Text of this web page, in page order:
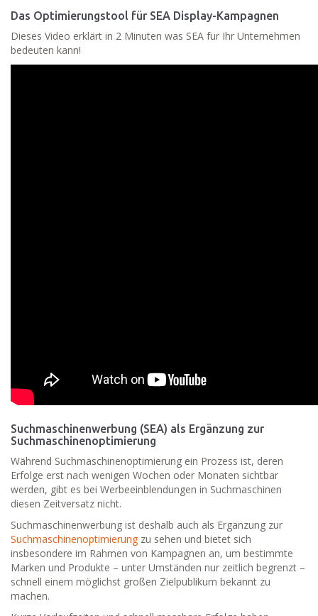
Das Optimierungstool für SEA Display-Kampagnen
Dieses Video erklärt in 2 Minuten was SEA für Ihr Unternehmen
bedeuten kann!
Suchmaschinenwerbung (SEA) als Ergänzung zur
Suchmaschinenoptimierung
Während Suchmaschinenoptimierung ein Prozess ist, deren
Erfolge erst nach wenigen Wochen oder Monaten sichtbar
werden, gibt es bei Werbeeinblendungen in Suchmaschinen
diesen Zeitversatz nicht.
Suchmaschinenwerbung ist deshalb auch als Ergänzung zur
Suchmaschinenoptimierung zu sehen und bietet sich
insbesondere im Rahmen von Kampagnen an, um bestimmte
Marken und Produkte – unter Umständen nur zeitlich begrenzt –
schnell einem möglichst großen Zielpublikum bekannt zu
machen.